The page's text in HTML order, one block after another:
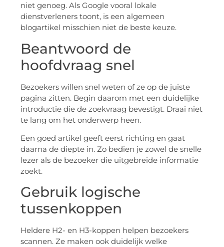
niet genoeg. Als Google vooral lokale
dienstverleners toont, is een algemeen
blogartikel misschien niet de beste keuze.
Beantwoord de
hoofdvraag snel
Bezoekers willen snel weten of ze op de juiste
pagina zitten. Begin daarom met een duidelijke
introductie die de zoekvraag bevestigt. Draai niet
te lang om het onderwerp heen.
Een goed artikel geeft eerst richting en gaat
daarna de diepte in. Zo bedien je zowel de snelle
lezer als de bezoeker die uitgebreide informatie
zoekt.
Gebruik logische
tussenkoppen
Heldere H2- en H3-koppen helpen bezoekers
scannen. Ze maken ook duidelijk welke